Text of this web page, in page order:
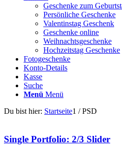
Geschenke zum
Persönliche Geschenke
Valentinstag Geschenk
Geschenke online
Weihnachtsgeschenke
Hochzeitstag Geschenke
Fotogeschenke
Konto-Details
Kasse
Suche
Menü Menü
Du bist hier: Startseite1 / PSD
Single Portfolio: 2/3 Slider